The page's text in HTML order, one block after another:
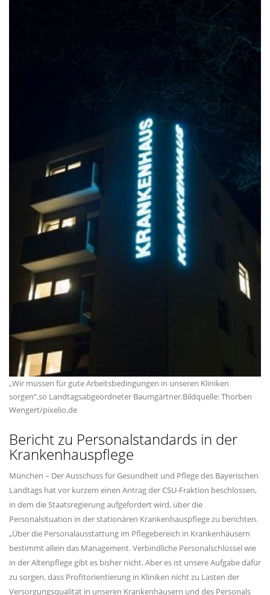
Wir müssen für gute Arbeitsbedingungen in unseren Kliniken
sorgen“,so Landtagsabgeordneter Baumgärtner.Bildquelle: Thorben
Wengert/pixelio.de
Bericht zu Personalstandards in der
Krankenhauspflege
München – Der Ausschuss für Gesundheit und Pflege des Bayerischen
Landtags hat vor kurzem einen Antrag der CSU-Fraktion beschlossen,
in dem die Staatsregierung aufgefordert wird, über die
Personalsituation in der stationären Krankenhauspflege zu berichten.
Über die Personalausstattung im Pflegebereich in Krankenhäusern
bestimmt allein das Management. Verbindliche Personalschlüssel wie
in der Altenpflege gibt es bisher nicht. Aber es ist unsere Aufgabe dafür
zu sorgen, dass Profitorientierung in Kliniken nicht zu Lasten der
Versorgungsqualität in unseren Krankenhäusern und des Personals